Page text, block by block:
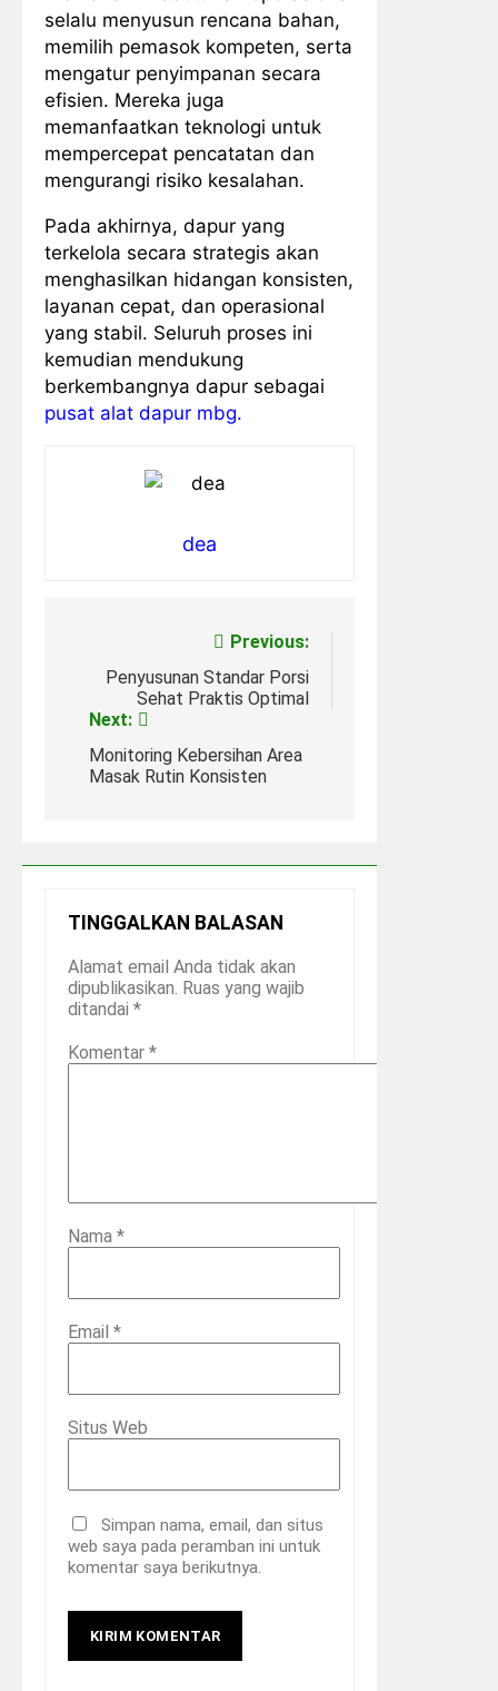
selalu menyusun rencana bahan,
memilih pemasok kompeten, serta
mengatur penyimpanan secara
efisien. Mereka juga
memanfaatkan teknologi untuk
mempercepat pencatatan dan
mengurangi risiko kesalahan.
Pada akhirnya, dapur yang
terkelola secara strategis akan
menghasilkan hidangan konsisten,
layanan cepat, dan operasional
yang stabil. Seluruh proses ini
kemudian mendukung
berkembangnya dapur sebagai
pusat alat dapur mbg.
dea
pos
Previous:
Penyusunan Standar Porsi
Sehat Praktis Optimal
Next:
Monitoring Kebersihan Area
Masak Rutin Konsisten
TINGGALKAN BALASAN
Alamat email Anda tidak akan
dipublikasikan. Ruas yang wajib
ditandai *
Komentar *
Nama *
Email *
Situs Web
Simpan nama, email, dan situs
web saya pada peramban ini untuk
komentar saya berikutnya.